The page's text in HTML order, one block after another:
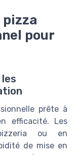
pizza
pour
prête à
efficacité. Les
ou en
de mise en